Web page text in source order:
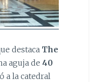
destaca The
aguja de 40
a la catedral